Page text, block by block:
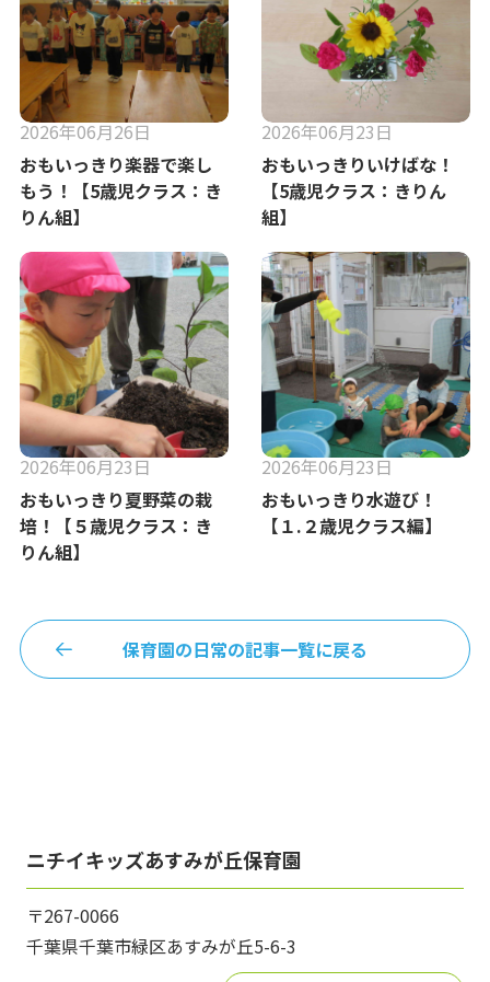
2026年06月26日
おもいっきり楽器で楽し
もう！【5歳児クラス：き
りん組】
2026年06月23日
おもいっきりいけばな！
【5歳児クラス：きりん
組】
2026年06月23日
おもいっきり夏野菜の栽
培！【５歳児クラス：き
りん組】
2026年06月23日
おもいっきり水遊び！
【１.２歳児クラス編】
保育園の日常の記事一覧に戻る
ニチイキッズあすみが丘保育園
〒267-0066
千葉県千葉市緑区あすみが丘5-6-3